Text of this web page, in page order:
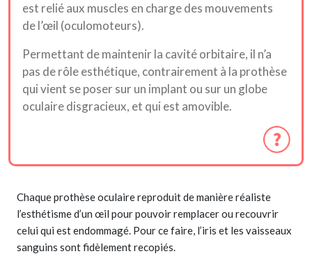
est relié aux muscles en charge des mouvements
de l’œil (oculomoteurs).
Permettant de maintenir la cavité orbitaire, il n’a
pas de rôle esthétique, contrairement à la prothèse
qui vient se poser sur un implant ou sur un globe
oculaire disgracieux, et qui est amovible.
Chaque prothèse oculaire reproduit de manière réaliste
l’esthétisme d’un œil pour pouvoir remplacer ou recouvrir
celui qui est endommagé. Pour ce faire, l’iris et les vaisseaux
sanguins sont fidèlement recopiés.